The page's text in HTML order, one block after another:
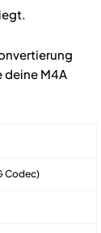
deine M4A
Codec)